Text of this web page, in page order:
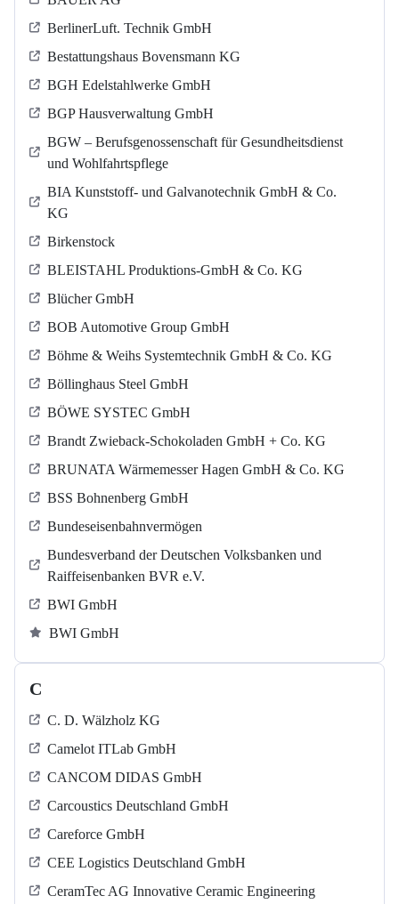
BerlinerLuft. Technik GmbH
Bestattungshaus Bovensmann KG
BGH Edelstahlwerke GmbH
BGP Hausverwaltung GmbH
BGW – Berufsgenossenschaft für Gesundheitsdienst
und Wohlfahrtspflege
BIA Kunststoff- und Galvanotechnik GmbH & Co.
KG
Birkenstock
BLEISTAHL Produktions-GmbH & Co. KG
Blücher GmbH
BOB Automotive Group GmbH
Böhme & Weihs Systemtechnik GmbH & Co. KG
Böllinghaus Steel GmbH
BÖWE SYSTEC GmbH
Brandt Zwieback-Schokoladen GmbH + Co. KG
BRUNATA Wärmemesser Hagen GmbH & Co. KG
BSS Bohnenberg GmbH
Bundeseisenbahnvermögen
Bundesverband der Deutschen Volksbanken und
Raiffeisenbanken BVR e.V.
BWI GmbH
BWI GmbH
C
C. D. Wälzholz KG
Camelot ITLab GmbH
CANCOM DIDAS GmbH
Carcoustics Deutschland GmbH
Careforce GmbH
CEE Logistics Deutschland GmbH
CeramTec AG Innovative Ceramic Engineering